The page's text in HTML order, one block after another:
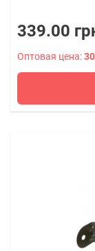
339.00
Оптовая цена: